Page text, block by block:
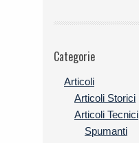
Categorie
Articoli
Articoli Storici
Articoli Tecnici
Spumanti